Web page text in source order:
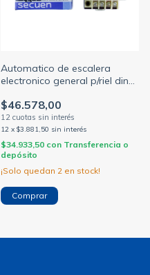
Automatico de escalera
electronico general p/riel din
minutos (SECUEN)
$46.578,00
12 x $3.881,50 sin interés
$34.933,50 con Transferencia o
depósito
¡Solo quedan 2 en stock!